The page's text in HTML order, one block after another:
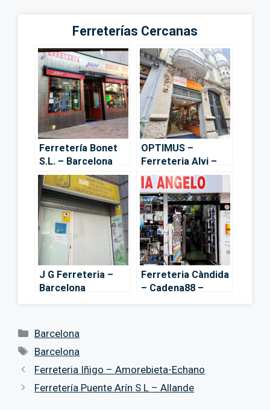
Ferreterías Cercanas
Ferretería Bonet
S.L. – Barcelona
OPTIMUS –
Ferreteria Alvi –
Barcelona
J G Ferreteria –
Barcelona
Ferreteria Càndida
– Cadena88 –
Categorías
Barcelona
Etiquetas
Barcelona
Ferreteria Iñigo – Amorebieta-Echano
Ferretería Puente Arín S L – Allande